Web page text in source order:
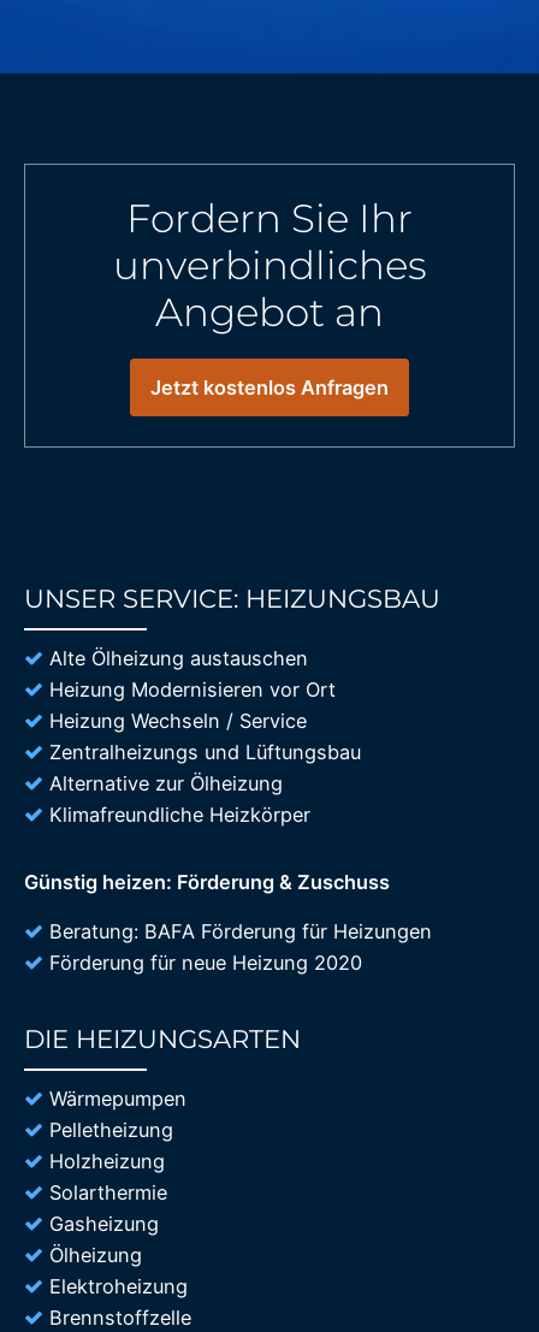
Fordern Sie Ihr
unverbindliches
Angebot an
Jetzt kostenlos Anfragen
UNSER SERVICE: HEIZUNGSBAU
Alte Ölheizung austauschen
Heizung Modernisieren vor Ort
Heizung Wechseln / Service
Zentralheizungs und Lüftungsbau
Alternative zur Ölheizung
Klimafreundliche Heizkörper
Günstig heizen: Förderung & Zuschuss
Beratung: BAFA Förderung für Heizungen
Förderung für neue Heizung 2020
DIE HEIZUNGSARTEN
Wärmepumpen
Pelletheizung
Holzheizung
Solarthermie
Gasheizung
Ölheizung
Elektroheizung
Brennstoffzelle